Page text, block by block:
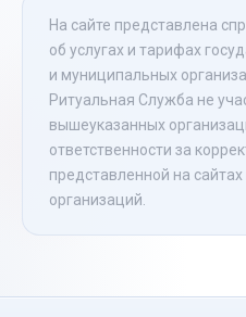
На сайте представлена
об услугах и тарифах
и муниципальных
Ритуальная Служба не
вышеуказанных
ответственности за
представленной на
организаций.